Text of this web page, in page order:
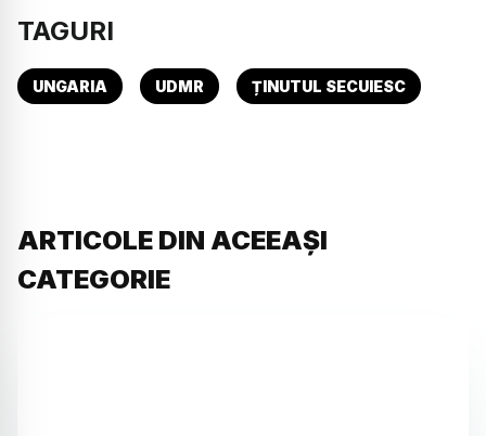
TAGURI
UNGARIA UDMR ȚINUTUL SECUIESC
ARTICOLE DIN ACEEAȘI
CATEGORIE